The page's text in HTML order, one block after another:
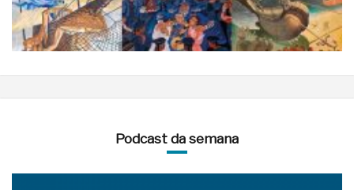
Podcast da semana